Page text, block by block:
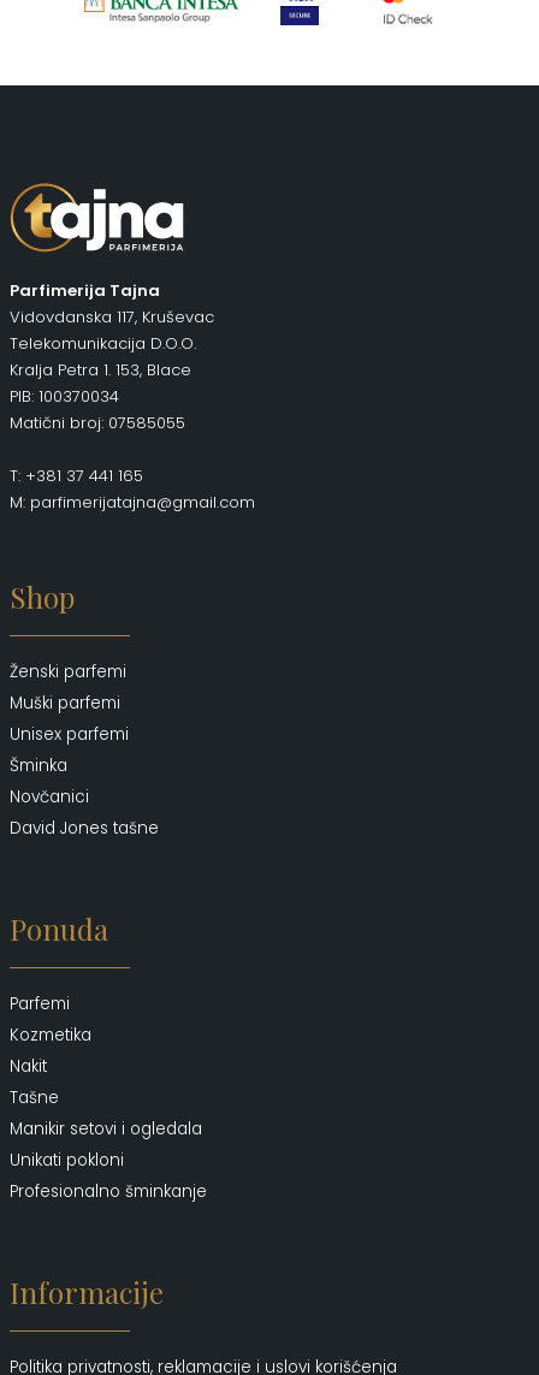
Parfimerija Tajna
Vidovdanska 117, Kruševac
Telekomunikacija D.O.O.
Kralja Petra 1. 153, Blace
PIB: 100370034
Matični broj: 07585055
T: +381 37 441 165
M: parfimerijatajna@gmail.com
Shop
Ženski parfemi
Muški parfemi
Unisex parfemi
Šminka
Novčanici
David Jones tašne
Ponuda
Parfemi
Kozmetika
Nakit
Tašne
Manikir setovi i ogledala
Unikati pokloni
Profesionalno šminkanje
Informacije
Politika privatnosti, reklamacije i uslovi korišćenja